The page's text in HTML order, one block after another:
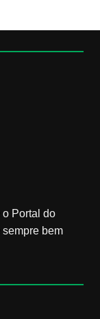
Portal do
bem